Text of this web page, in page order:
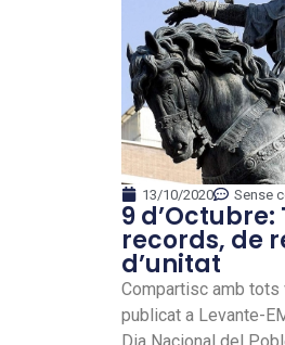
13/10/2020 Sense
9
records, de
d’unitat
Compartisc amb
publicat a Levante-
Dia Nacional del